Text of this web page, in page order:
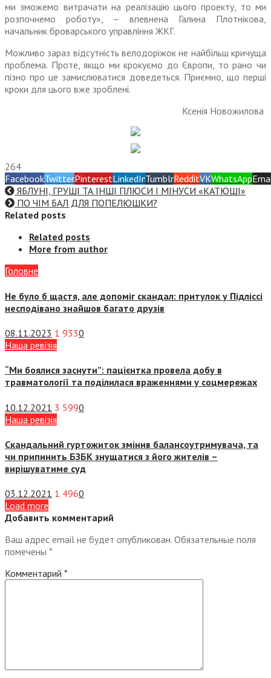
ми зможемо витрачати на реалізацію цього проекту, то ми
розпочнемо роботу», – впевнена Галина Плот­нікова,
начальник броварського управління ЖКГ.
Можливо зараз відсутність велодоріжок не найбільш кри­чуща
проблема. Проте, якщо ми крокуємо до Європи, то рано чи
пізно про це замислюватися доведеться. Приємно, що перші
кроки для цього вже зроблені.
Ксенія Новожилова
264
FacebookTwitterPinterestLinkedInTumblrRedditVKWhatsApp
ЯБЛУНІ, ГРУШІ ТА ІНШІ ПЛЮСИ І МІНУСИ «КАТЮШІ»
ПО ЧІМ БАЛ ДЛЯ ПОПЕЛЮШКИ?
Related posts
Related posts
More from author
Головне
Не було б щастя, але допоміг скандал: притулок у Підліссі
несподівано знайшов багато друзів
08.11.2023 1 9330
Наша ревізія
“Ми боялися заснути”: пацієнтка провела добу в
травматології та поділилася враженнями у соцмережах
10.12.2021 3 5990
Наша ревізія
Скандальний гуртожиток змінив балансоутримувача, та
чи припинить БЗБК знущатися з його жителів –
вирішуватиме суд
03.12.2021 1 4960
Load more
Добавить комментарий
Ваш адрес email не будет опубликован. Обязательные поля
помечены *
Комментарий *